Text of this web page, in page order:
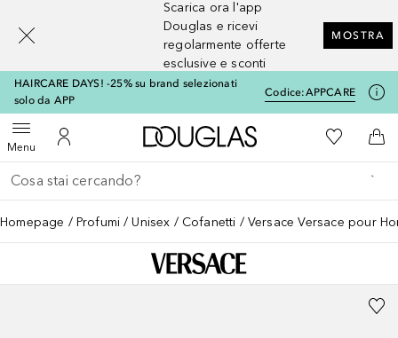
Scarica ora l'app
Douglas e ricevi
regolarmente offerte
esclusive e sconti
MOSTRA
HAIRCARE DAYS! -25% su brand selezionati
solo da APP
Codice:APPCARE
MenuApri menuAl Mio Account
A Douglas HomeAlla Mia
Al
Torna indietro
Esegui ricerca
Homepage Profumi Unisex Cofanetti Versace Versace pour
[navigation.slideout.screenreader]